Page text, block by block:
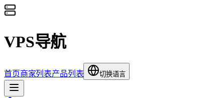
VPS导航
首页商家列表产品列表 切换语言